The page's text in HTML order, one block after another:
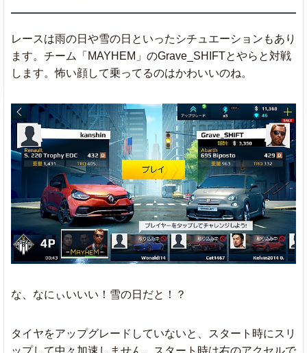
レースは雨の日や雪の日といったシチュエーションもあり
ます。チーム「MAYHEM」のGrave_SHIFTとやらと対戦
します。怖い顔して乗ってるのはかわいいのね。
な、なにぃいいい！雪の日だと！？
タイヤをアップグレードしていないと、スタート時にスリ
ップして中々加速しません。スタート時は右のアクセルで